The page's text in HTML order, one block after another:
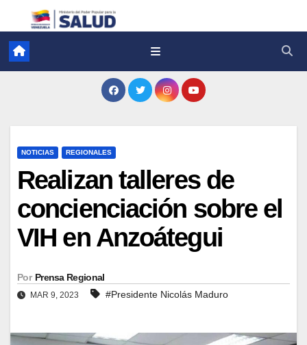
NOTICIAS REGIONALES
Realizan talleres de
concienciación sobre el
VIH en Anzoátegui
Por Prensa Regional
MAR 9, 2023 #Presidente Nicolás Maduro